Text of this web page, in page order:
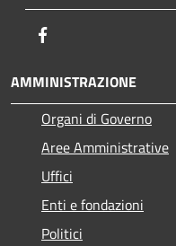
AMMINISTRAZIONE
Organi di Governo
Aree Amministrative
Uffici
Enti e fondazioni
Politici